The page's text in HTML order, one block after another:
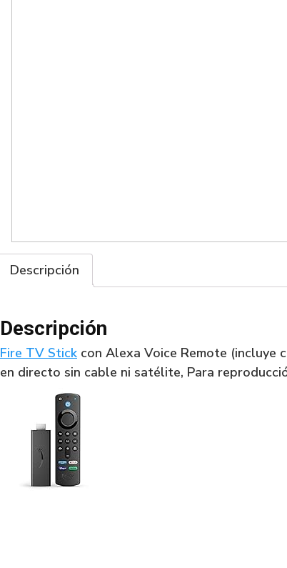
Descripción
Descripción
Fire TV Stick con Alexa Voice Remote
en directo sin cable ni satélite, Para